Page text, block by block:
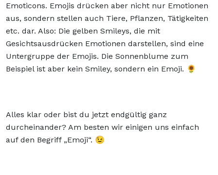
Emoticons. Emojis drücken aber nicht nur Emotionen
aus, sondern stellen auch Tiere, Pflanzen, Tätigkeiten
etc. dar. Also: Die gelben Smileys, die mit
Gesichtsausdrücken Emotionen darstellen, sind eine
Untergruppe der Emojis. Die Sonnenblume zum
Beispiel ist aber kein Smiley, sondern ein Emoji. 🌻
Alles klar oder bist du jetzt endgültig ganz
durcheinander? Am besten wir einigen uns einfach
auf den Begriff „Emoji“. 😉